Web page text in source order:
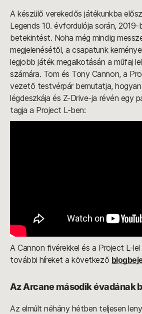
A készülő verekedős játékunkba
Legends 10. évfordulója során,
betekintést. Noha még mindig
megjelenésétől, a csapatunk
legjobb játék megalkotásán a műfaj
számára. Tom és Tony Cannon, a
vezető testvérpár bemutatja, hogyan
légdeszkája és Z-Drive-ja révén egy
tagja a Project L-ben:
A Cannon fivérekkel és a Project L-
további híreket a következő
Az Arcane második évadának
Az elmúlt néhány hétben teljesen